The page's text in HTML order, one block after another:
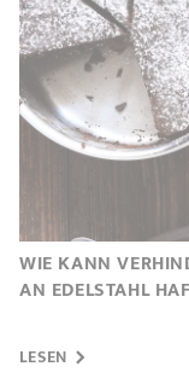
WIE KANN
AN EDELSTAHL
LESEN